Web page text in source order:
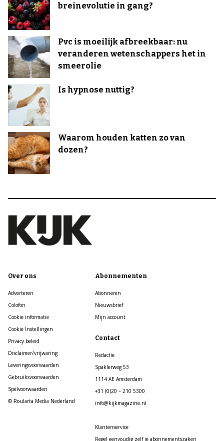
breinevolutie in gang?
Pvc is moeilijk afbreekbaar: nu
veranderen wetenschappers het in
smeerolie
Is hypnose nuttig?
Waarom houden katten zo van
dozen?
Over ons
Adverteren
Colofon
Cookie informatie
Cookie Instellingen
Privacy beleid
Disclaimer/vrijwaring
Leveringsvoorwaarden
Gebruiksvoorwaarden
Spelvoorwaarden
© Roularta Media Nederland
Abonnementen
Abonneren
Nieuwsbrief
Mijn account
Contact
Redactie
Spaklerweg 53
1114 AE Amsterdam
+31 (0)20 – 210 5300
info@kijkmagazine.nl
Klantenservice
Regel eenvoudig zelf je abonnementszaken